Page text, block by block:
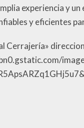
experiencia y
y eficientes